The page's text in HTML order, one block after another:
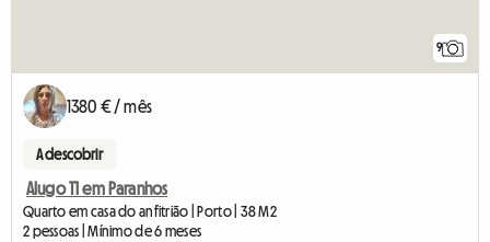
9
1380 € / mês
A descobrir
Alugo T1 em Paranhos
Quarto em casa do anfitrião | Porto | 38 M2
2 pessoas | Mínimo de 6 meses